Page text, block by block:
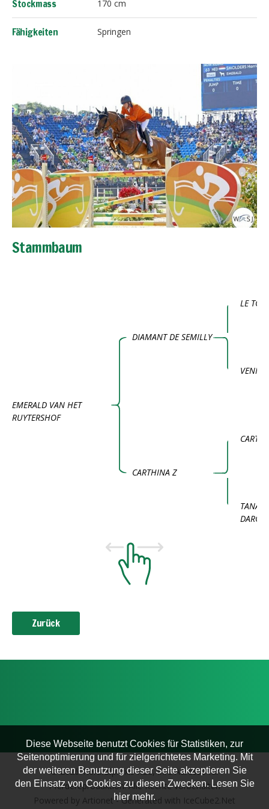
Fortpflanzung
Praktische Information
Stockmass 170 cm
Fähigkeiten Springen
Stammbaum
EMERALD VAN HET
RUYTERSHOF
DIAMANT DE SEMILLY
LE TOT
VENISE
CARTHINA Z
Zurück
© 2026 Tierarztpraxis KLC, Ihre Adresse für
Pferdereproduktion. Alle Rechte vorbehalten
Powered by Artionet-Generated with IceCube2.Net
Diese Webseite benutzt Cookies für Statistiken, zur
Seitenoptimierung und für zielgerichtetes Marketing. Mit
der weiteren Benutzung dieser Seite akzeptieren Sie
den Einsatz von Cookies zu diesen Zwecken. Lesen Sie
hier mehr.